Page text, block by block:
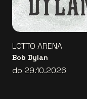
LOTTO ARENA
Bob Dylan
do 29.10.2026